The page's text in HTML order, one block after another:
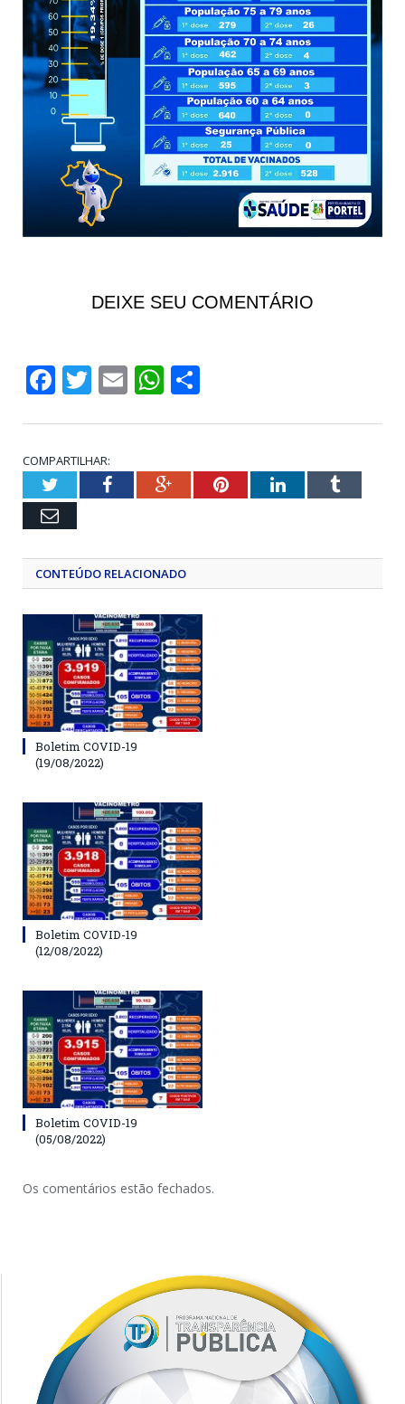
DEIXE SEU COMENTÁRIO
Facebook
Twitter
EmailWhatsApp
COMPARTILHAR:
TwitterFacebookGoogle+PinterestLinkedInTumblr
Email
CONTEÚDO RELACIONADO
Boletim COVID-19
(19/08/2022)
Boletim COVID-19
(12/08/2022)
Boletim COVID-19
(05/08/2022)
Os comentários estão fechados.